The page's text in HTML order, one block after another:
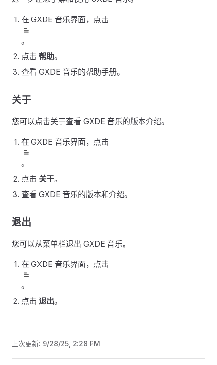
在 GXDE 音乐界面，点击
。
点击 帮助。
查看 GXDE 音乐的帮助手册。
关于
您可以点击关于查看 GXDE 音乐的版本介绍。
在 GXDE 音乐界面，点击
。
点击 关于。
查看 GXDE 音乐的版本和介绍。
退出
您可以从菜单栏退出 GXDE 音乐。
在 GXDE 音乐界面，点击
。
点击 退出。
上次更新: 9/28/25, 2:28 PM